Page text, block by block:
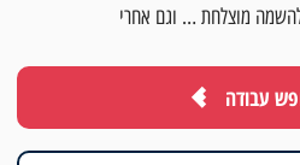
מוצלחת … וגם אחרי
עבודה